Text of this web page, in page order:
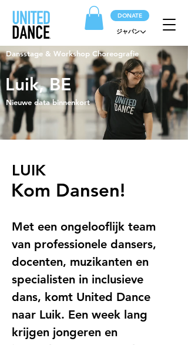
DONATE
ジャパン
Dansstage & Workshop Choreografie
Luik, BE
Nieuwe data binnenkort
LUIK
Kom Dansen!
Met een ongelooflijk team
van professionele dansers,
docenten, muzikanten en
specialisten in inclusieve
dans, komt United Dance
naar Luik. Een week lang
krijgen jongeren en